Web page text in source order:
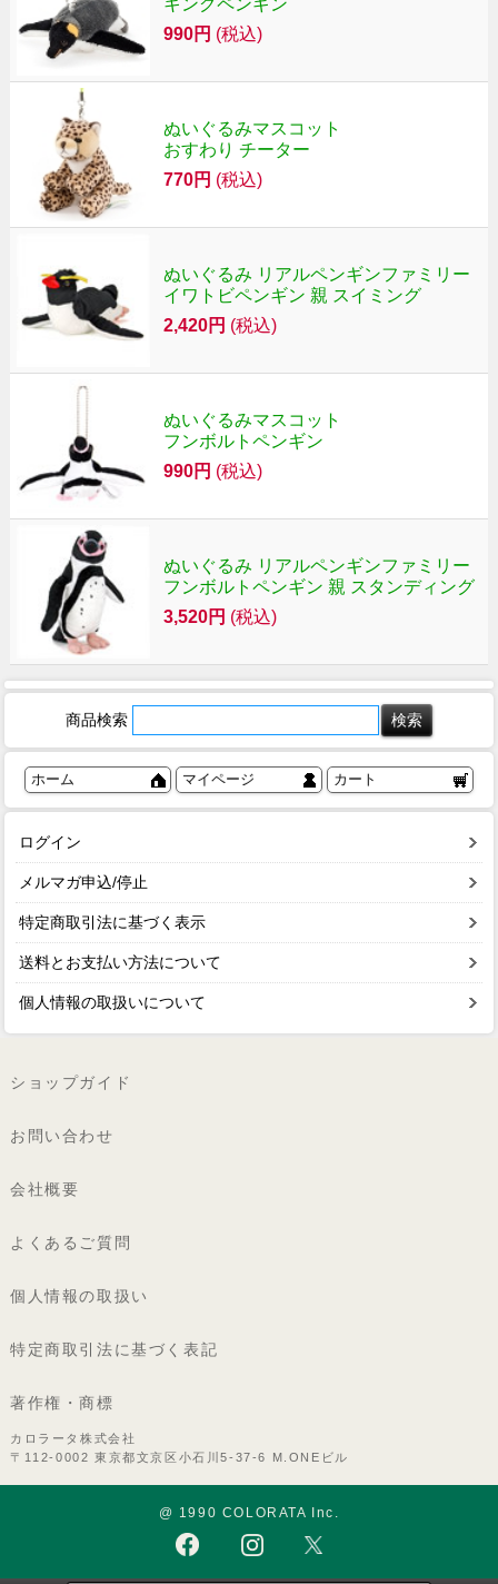
キングペンギン
990円 (税込)
ぬいぐるみマスコット
おすわり チーター
770円 (税込)
ぬいぐるみ リアルペンギンファミリー
イワトビペンギン 親 スイミング
2,420円 (税込)
ぬいぐるみマスコット
フンボルトペンギン
990円 (税込)
ぬいぐるみ リアルペンギンファミリー
フンボルトペンギン 親 スタンディング
3,520円 (税込)
商品検索
ホーム マイページ カート
ログイン
メルマガ申込/停止
特定商取引法に基づく表示
送料とお支払い方法について
個人情報の取扱いについて
ショップガイド
お問い合わせ
会社概要
よくあるご質問
個人情報の取扱い
特定商取引法に基づく表記
著作権・商標
カロラータ株式会社
〒112-0002 東京都文京区小石川5-37-6 M.ONEビル
@ 1990 COLORATA Inc.